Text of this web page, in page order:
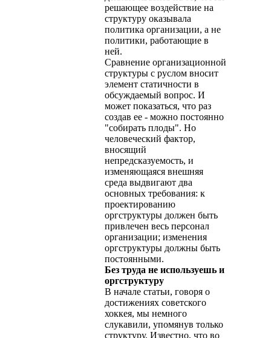
решающее воздействие на
структуру оказывала
политика организации, а не
политики, работающие в
ней.
Сравнение организационной
структуры с руслом вносит
элемент статичности в
обсуждаемый вопрос. И
может показаться, что раз
создав ее - можно постоянно
"собирать плоды". Но
человеческий фактор,
вносящий
непредсказуемость, и
изменяющаяся внешняя
среда выдвигают два
основных требования: к
проектированию
оргструктуры должен быть
привлечен весь персонал
организации; изменения
оргструктуры должны быть
постоянными.
Без труда не используешь и
оргструктуру
В начале статьи, говоря о
достижениях советского
хоккея, мы немного
слукавили, упомянув только
структуру. Известно, что во